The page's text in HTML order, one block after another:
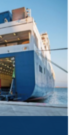
để phục vụ trên
cầu của Đối tác,